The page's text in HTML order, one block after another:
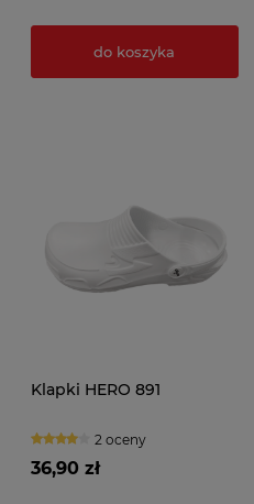
do koszyka
Klapki HERO 891
2 oceny
36,90 zł